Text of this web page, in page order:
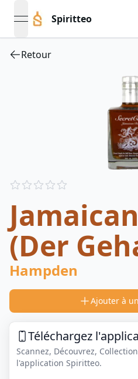
open navigation menu
Spiritteo
Retour
Reviews
(Der
Hampden
Ajouter à
Téléchargez
Scannez, Découvrez,
l'application Spiritteo.